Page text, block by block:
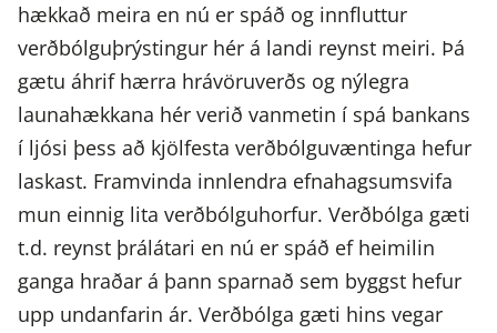
hækkað meira en nú er spáð og innfluttur
verðbólguþrýstingur hér á landi reynst meiri. Þá
gætu áhrif hærra hrávöruverðs og nýlegra
launahækkana hér verið vanmetin í spá bankans
í ljósi þess að kjölfesta verðbólguvæntinga hefur
laskast. Framvinda innlendra efnahagsumsvifa
mun einnig lita verðbólguhorfur. Verðbólga gæti
t.d. reynst þrálátari en nú er spáð ef heimilin
ganga hraðar á þann sparnað sem byggst hefur
upp undanfarin ár. Verðbólga gæti hins vegar